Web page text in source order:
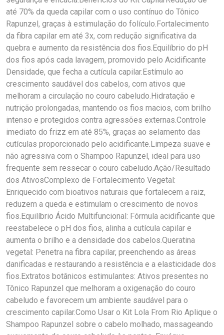
até 70% da queda capilar com o uso contínuo do Tônico
Rapunzel, graças à estimulação do folículo.Fortalecimento
da fibra capilar em até 3x, com redução significativa da
quebra e aumento da resistência dos fios.Equilíbrio do pH
dos fios após cada lavagem, promovido pelo Acidificante
Densidade, que fecha a cutícula capilar.Estímulo ao
crescimento saudável dos cabelos, com ativos que
melhoram a circulação no couro cabeludo.Hidratação e
nutrição prolongadas, mantendo os fios macios, com brilho
intenso e protegidos contra agressões externas.Controle
imediato do frizz em até 85%, graças ao selamento das
cutículas proporcionado pelo acidificante.Limpeza suave e
não agressiva com o Shampoo Rapunzel, ideal para uso
frequente sem ressecar o couro cabeludo.Ação/Resultado
dos AtivosComplexo de Fortalecimento Vegetal:
Enriquecido com bioativos naturais que fortalecem a raiz,
reduzem a queda e estimulam o crescimento de novos
fios.Equilíbrio Ácido Multifuncional: Fórmula acidificante que
reestabelece o pH dos fios, alinha a cutícula capilar e
aumenta o brilho e a densidade dos cabelos.Queratina
vegetal: Penetra na fibra capilar, preenchendo as áreas
danificadas e restaurando a resistência e a elasticidade dos
fios.Extratos botânicos estimulantes: Ativos presentes no
Tônico Rapunzel que melhoram a oxigenação do couro
cabeludo e favorecem um ambiente saudável para o
crescimento capilar.Como Usar o Kit Lola From Rio Aplique o
Shampoo Rapunzel sobre o cabelo molhado, massageando